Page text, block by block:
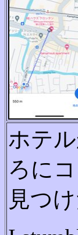
ホテル
ろ に コ
見つけ